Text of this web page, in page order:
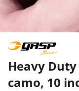
Heavy
camo, 10